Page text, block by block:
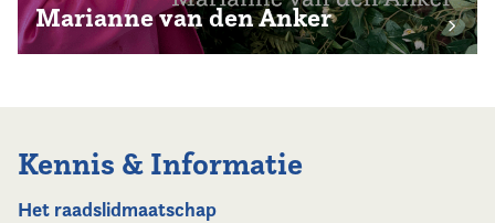
Marianne van den Anker
Kennis & Informatie
Het raadslidmaatschap